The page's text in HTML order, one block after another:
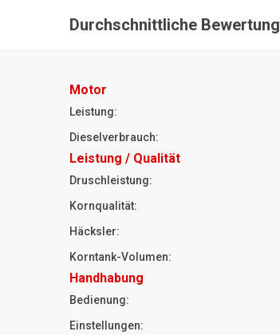
Durchschnittliche Bewertung
Motor
Leistung:
Dieselverbrauch:
Leistung / Qualität
Druschleistung:
Kornqualität:
Häcksler:
Korntank-Volumen:
Handhabung
Bedienung:
Einstellungen: